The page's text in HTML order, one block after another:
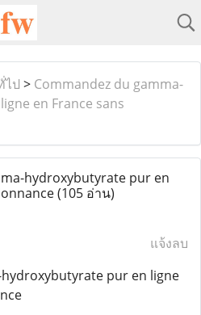
ไป > Commandez du gamma-
en France sans
hydroxybutyrate pur en
(105 อ่าน)
แจ้งลบ
pur en ligne